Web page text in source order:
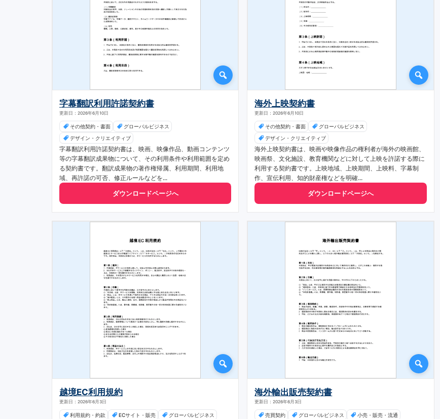
字幕翻訳利用許諾契約書
更新日：2026年6月10日
その他契約・書面
グローバルビジネス
デザイン・クリエイティブ
字幕翻訳利用許諾契約書は、映画、映像作品、動画コンテンツ
等の字幕翻訳成果物について、その利用条件や利用範囲を定め
る契約書です。翻訳成果物の著作権帰属、利用期間、利用地
域、再許諾の可否、修正ルールなどを...
ダウンロードページへ
海外上映契約書
更新日：2026年6月10日
その他契約・書面
グローバルビジネス
デザイン・クリエイティブ
海外上映契約書は、映画や映像作品の権利者が海外の映画館、
映画祭、文化施設、教育機関などに対して上映を許諾する際に
利用する契約書です。上映地域、上映期間、上映料、字幕制
作、宣伝利用、知的財産権などを明確...
ダウンロードページへ
越境EC利用規約
更新日：2026年6月3日
利用規約・約款 ECサイト・販売 グローバルビジネス
海外輸出販売契約書
更新日：2026年6月3日
売買契約 グローバルビジネス 小売・販売・流通